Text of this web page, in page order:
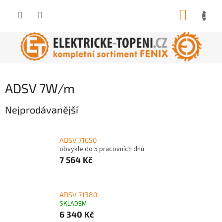
ADSV 7W/m
Nejprodávanější
ADSV 71650
obvykle do 5 pracovních dnů
7 564 Kč
ADSV 71380
SKLADEM
6 340 Kč